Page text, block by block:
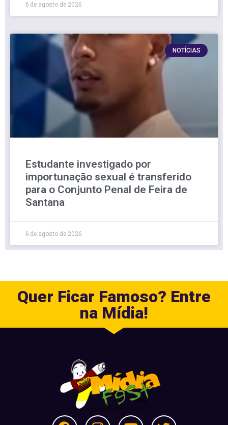
6 de agosto de 2026
NOTÍCIAS
Estudante investigado por
importunação sexual é transferido
para o Conjunto Penal de Feira de
Santana
6 de agosto de 2026
Quer Ficar Famoso? Entre
na Mídia!